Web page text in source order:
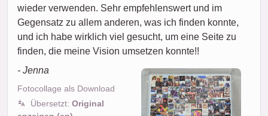
wieder verwenden. Sehr empfehlenswert und im
Gegensatz zu allem anderen, was ich finden konnte,
und ich habe wirklich viel gesucht, um eine Seite zu
finden, die meine Vision umsetzen konnte!!
- Jenna
Fotocollage als Download
Übersetzt: Original